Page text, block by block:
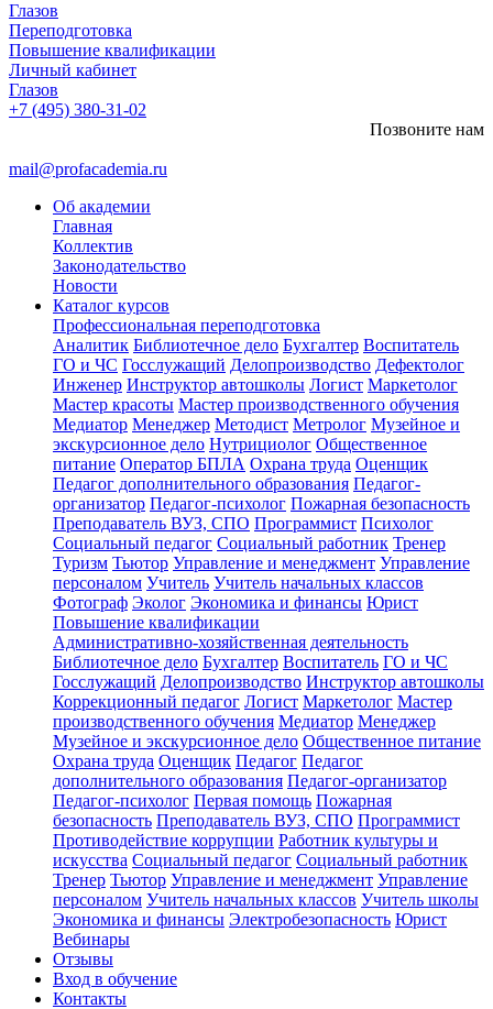
Глазов
Переподготовка
Повышение квалификации
Личный кабинет
Глазов
+7 (495) 380-31-02
Позвоните нам
mail@profacademia.ru
Об академии
Главная
Коллектив
Законодательство
Новости
Каталог курсов
Профессиональная переподготовка
Аналитик Библиотечное дело Бухгалтер Воспитатель
ГО и ЧС Госслужащий Делопроизводство Дефектолог
Инженер Инструктор автошколы Логист Маркетолог
Мастер красоты Мастер производственного обучения
Медиатор Менеджер Методист Метролог Музейное и
экскурсионное дело Нутрициолог Общественное
питание Оператор БПЛА Охрана труда Оценщик
Педагог дополнительного образования Педагог-
организатор Педагог-психолог Пожарная безопасность
Преподаватель ВУЗ, СПО Программист Психолог
Социальный педагог Социальный работник Тренер
Туризм Тьютор Управление и менеджмент Управление
персоналом Учитель Учитель начальных классов
Фотограф Эколог Экономика и финансы Юрист
Повышение квалификации
Административно-хозяйственная деятельность
Библиотечное дело Бухгалтер Воспитатель ГО и ЧС
Госслужащий Делопроизводство Инструктор автошколы
Коррекционный педагог Логист Маркетолог Мастер
производственного обучения Медиатор Менеджер
Музейное и экскурсионное дело Общественное питание
Охрана труда Оценщик Педагог Педагог
дополнительного образования Педагог-организатор
Педагог-психолог Первая помощь Пожарная
безопасность Преподаватель ВУЗ, СПО Программист
Противодействие коррупции Работник культуры и
искусства Социальный педагог Социальный работник
Тренер Тьютор Управление и менеджмент Управление
персоналом Учитель начальных классов Учитель школы
Экономика и финансы Электробезопасность Юрист
Вебинары
Отзывы
Вход в обучение
Контакты